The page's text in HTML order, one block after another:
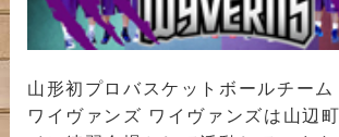
山形初プロバスケットボールチー
ワイヴァンズ ワイヴァンズは山辺